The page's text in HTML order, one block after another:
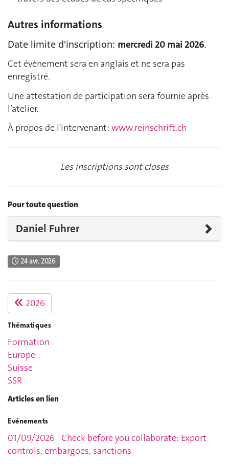
Autres informations
Date limite d'inscription: mercredi 20 mai 2026.
Cet évènement sera en anglais et ne sera pas
enregistré.
Une attestation de participation sera fournie après
l’atelier.
À propos de l'intervenant: www.reinschrift.ch
Les inscriptions sont closes
Pour toute question
Daniel Fuhrer
24 avr. 2026
2026
Thématiques
Formation
Europe
Suisse
SSR
Articles en lien
Evénements
01/09/2026 | Check before you collaborate: Export
controls, embargoes, sanctions